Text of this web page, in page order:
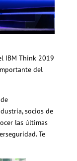
IBM Think 2019
del
socios de
las últimas
Te